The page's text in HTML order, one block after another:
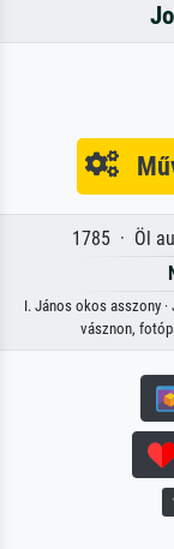
1785 · Öl
I. János okos asszony
vásznon,